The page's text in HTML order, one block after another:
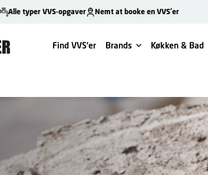
Alle typer VVS-opgaver Nemt at booke en VVS’er
Find VVS’er Brands Køkken & Bad